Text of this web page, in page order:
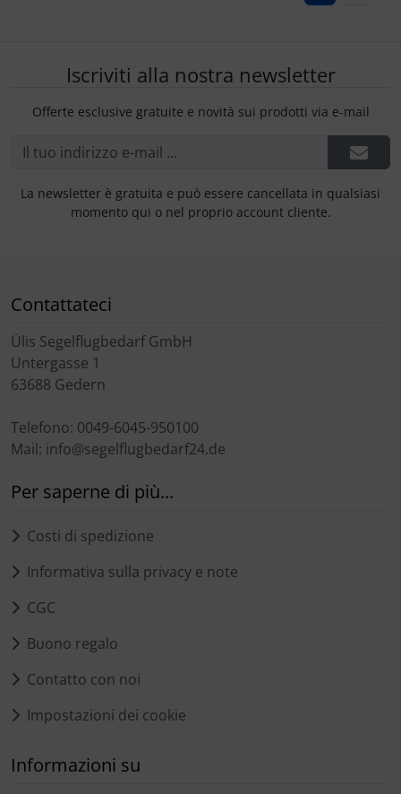
Iscriviti alla nostra newsletter
Offerte esclusive gratuite e novità sui prodotti via e-mail
La newsletter è gratuita e può essere cancellata in qualsiasi
momento qui o nel proprio account cliente.
Contattateci
Ülis Segelflugbedarf GmbH
Untergasse 1
63688 Gedern
Telefono: 0049-6045-950100
Mail: info@segelflugbedarf24.de
Per saperne di più...
Costi di spedizione
Informativa sulla privacy e note
CGC
Buono regalo
Contatto con noi
Impostazioni dei cookie
Informazioni su